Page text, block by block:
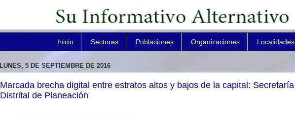
Inicio Sectores Poblaciones Organizaciones Localidades
LUNES, 5 DE SEPTIEMBRE DE 2016
Marcada brecha digital entre estratos altos y bajos de la capital: Secretaría
Distrital de Planeación